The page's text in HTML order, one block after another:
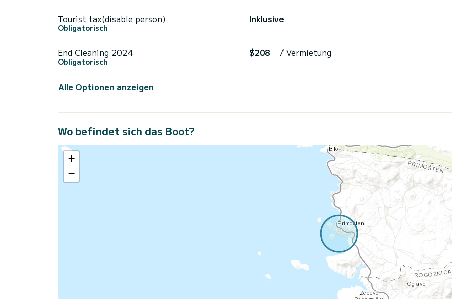
Tourist tax(disable person)
Obligatorisch
Inklusive
End Cleaning 2024
Obligatorisch
$208 / Vermietung
Alle Optionen anzeigen
Wo befindet sich das Boot?
+
−